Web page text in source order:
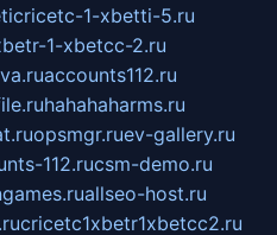
1-xbetti-5.ru
1-xbetcc-2.ru
accounts112.ru
hahahaharms.ru
opsmgr.ruev-gallery.ru
112.rucsm-demo.ru
allseo-host.ru
cricetc1xbetr1xbetcc2.ru